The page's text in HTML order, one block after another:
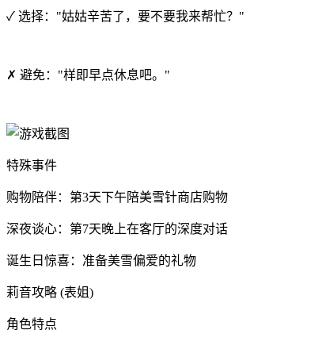
✓ 选择："姑姑辛苦了，要不要我来帮忙？"
✗ 避免："样即早点休息吧。"
特殊事件
购物陪伴：第3天下午陪美雪针商店购物
深夜谈心：第7天晚上在客厅的深度对话
诞生日惊喜：准备美雪偏爱的礼物
莉音攻略 (表姐)
角色特点